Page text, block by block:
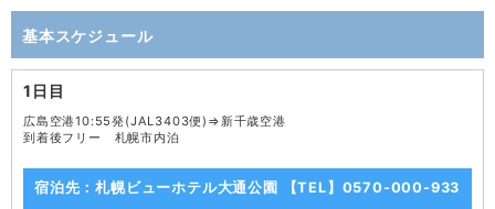
基本スケジュール
1日目
広島空港10:55発(JAL3403便)⇒新千歳空港
到着後フリー 札幌市内泊
宿泊先：札幌ビューホテル大通公園 【TEL】0570-000-933